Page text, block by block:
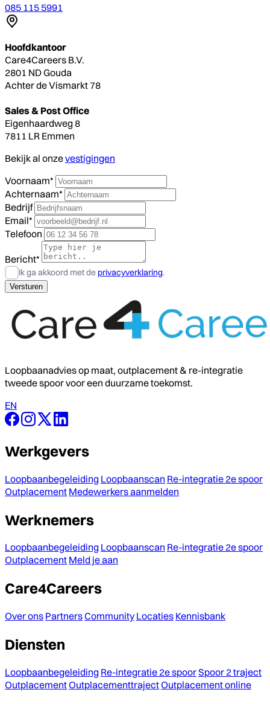
085 115 5991
Hoofdkantoor
Care4Careers B.V.
2801 ND Gouda
Achter de Vismarkt 78
Sales & Post Office
Eigenhaardweg 8
7811 LR Emmen
Bekijk al onzevestigingen
Voornaam*
Achternaam*
Bedrijf
Email*
Telefoon
Bericht*
Ik ga akkoord met de privacyverklaring.
Loopbaanadvies op maat, outplacement & re-integratie
tweede spoor voor een duurzame toekomst.
EN
Werkgevers
Loopbaanbegeleiding Loopbaanscan Re-integratie 2e spoor
Outplacement Medewerkers aanmelden
Werknemers
Loopbaanbegeleiding Loopbaanscan Re-integratie 2e spoor
Outplacement Meld je aan
Care4Careers
Over ons PartnersCommunity Locaties Kennisbank
Diensten
Loopbaanbegeleiding Re-integratie 2e spoorSpoor 2 traject
OutplacementOutplacementtrajectOutplacement online